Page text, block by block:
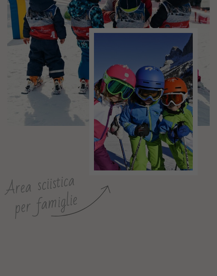
Area sciistica
per famiglie